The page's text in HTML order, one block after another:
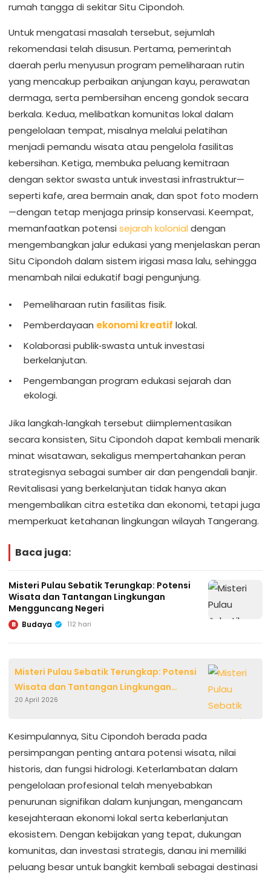
rumah tangga di sekitar Situ Cipondoh.
Untuk mengatasi masalah tersebut, sejumlah
rekomendasi telah disusun. Pertama, pemerintah
daerah perlu menyusun program pemeliharaan rutin
yang mencakup perbaikan anjungan kayu, perawatan
dermaga, serta pembersihan enceng gondok secara
berkala. Kedua, melibatkan komunitas lokal dalam
pengelolaan tempat, misalnya melalui pelatihan
menjadi pemandu wisata atau pengelola fasilitas
kebersihan. Ketiga, membuka peluang kemitraan
dengan sektor swasta untuk investasi infrastruktur—
seperti kafe, area bermain anak, dan spot foto modern
—dengan tetap menjaga prinsip konservasi. Keempat,
memanfaatkan potensi sejarah kolonialdengan
mengembangkan jalur edukasi yang menjelaskan peran
Situ Cipondoh dalam sistem irigasi masa lalu, sehingga
menambah nilai edukatif bagi pengunjung.
Pemeliharaan rutin fasilitas fisik.
Pemberdayaan ekonomi kreatif lokal.
Kolaborasi publik‑swasta untuk investasi
berkelanjutan.
Pengembangan program edukasi sejarah dan
ekologi.
Jika langkah‑langkah tersebut diimplementasikan
secara konsisten, Situ Cipondoh dapat kembali menarik
minat wisatawan, sekaligus mempertahankan peran
strategisnya sebagai sumber air dan pengendali banjir.
Revitalisasi yang berkelanjutan tidak hanya akan
mengembalikan citra estetika dan ekonomi, tetapi juga
memperkuat ketahanan lingkungan wilayah Tangerang.
Baca juga:
Misteri Pulau Sebatik Terungkap: Potensi
Wisata dan Tantangan Lingkungan
Mengguncang Negeri
B Budaya 112 hari
Misteri Pulau Sebatik Terungkap: Potensi
Wisata dan Tantangan Lingkungan
Mengguncang Negeri
20 April 2026
Kesimpulannya, Situ Cipondoh berada pada
persimpangan penting antara potensi wisata, nilai
historis, dan fungsi hidrologi. Keterlambatan dalam
pengelolaan profesional telah menyebabkan
penurunan signifikan dalam kunjungan, mengancam
kesejahteraan ekonomi lokal serta keberlanjutan
ekosistem. Dengan kebijakan yang tepat, dukungan
komunitas, dan investasi strategis, danau ini memiliki
peluang besar untuk bangkit kembali sebagai destinasi